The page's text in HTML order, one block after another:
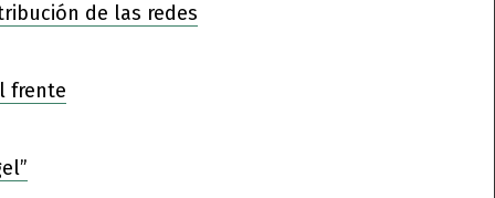
de las redes
frente